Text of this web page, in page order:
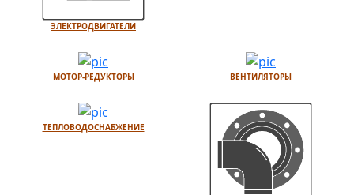
ЭЛЕКТРОДВИГАТЕЛИ
МОТОР-РЕДУКТОРЫ ВЕНТИЛЯТОРЫ
ТЕПЛОВОДОСНАБЖЕНИЕ